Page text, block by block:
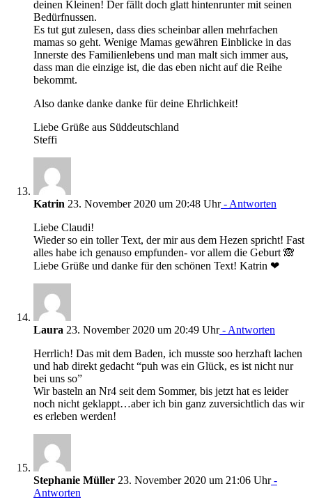
deinen Kleinen! Der fällt doch glatt hintenrunter mit seinen
Bedürfnussen.
Es tut gut zulesen, dass dies scheinbar allen mehrfachen
mamas so geht. Wenige Mamas gewähren Einblicke in das
Innerste des Familienlebens und man malt sich immer aus,
dass man die einzige ist, die das eben nicht auf die Reihe
bekommt.
Also danke danke danke für deine Ehrlichkeit!
Liebe Grüße aus Süddeutschland
Steffi
Katrin 23. November 2020 um 20:48 Uhr- Antworten
Liebe Claudi!
Wieder so ein toller Text, der mir aus dem Hezen spricht! Fast
alles habe ich genauso empfunden- vor allem die Geburt 🙈
Liebe Grüße und danke für den schönen Text! Katrin ❤
Laura 23. November 2020 um 20:49 Uhr- Antworten
Herrlich! Das mit dem Baden, ich musste soo herzhaft lachen
und hab direkt gedacht “puh was ein Glück, es ist nicht nur
bei uns so”
Wir basteln an Nr4 seit dem Sommer, bis jetzt hat es leider
noch nicht geklappt…aber ich bin ganz zuversichtlich das wir
es erleben werden!
Stephanie Müller 23. November 2020 um 21:06 Uhr-
Antworten